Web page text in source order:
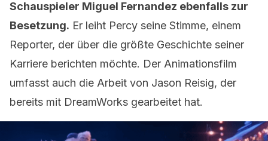
Schauspieler Miguel Fernandez ebenfalls zur
Besetzung. Er leiht Percy seine Stimme, einem
Reporter, der über die größte Geschichte seiner
Karriere berichten möchte. Der Animationsfilm
umfasst auch die Arbeit von Jason Reisig, der
bereits mit DreamWorks gearbeitet hat.